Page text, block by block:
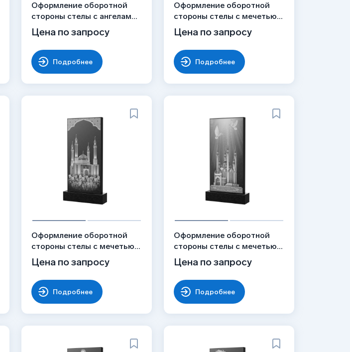
Оформление оборотной
стороны стелы с ангелами,
рисунок ОБ-056
Цена по запросу
Подробнее
Оформление оборотной
стороны стелы с мечетью,
рисунок ОБ-051
Цена по запросу
Подробнее
Оформление оборотной
стороны стелы с мечетью и
цветами, рисунок ОБ-052
Цена по запросу
Подробнее
Оформление оборотной
стороны стелы с мечетью,
рисунок ОБ-050
Цена по запросу
Подробнее